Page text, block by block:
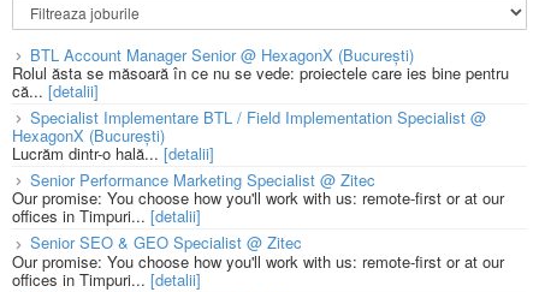
BTL Account Manager Senior @ HexagonX (București)
Rolul ăsta se măsoară în ce nu se vede: proiectele care ies bine pentru
că... [detalii]
Specialist Implementare BTL / Field Implementation Specialist @
HexagonX (București)
Lucrăm dintr-o hală... [detalii]
Senior Performance Marketing Specialist @ Zitec
Our promise: You choose how you'll work with us: remote-first or at our
offices in Timpuri... [detalii]
Senior SEO & GEO Specialist @ Zitec
Our promise: You choose how you'll work with us: remote-first or at our
offices in Timpuri... [detalii]